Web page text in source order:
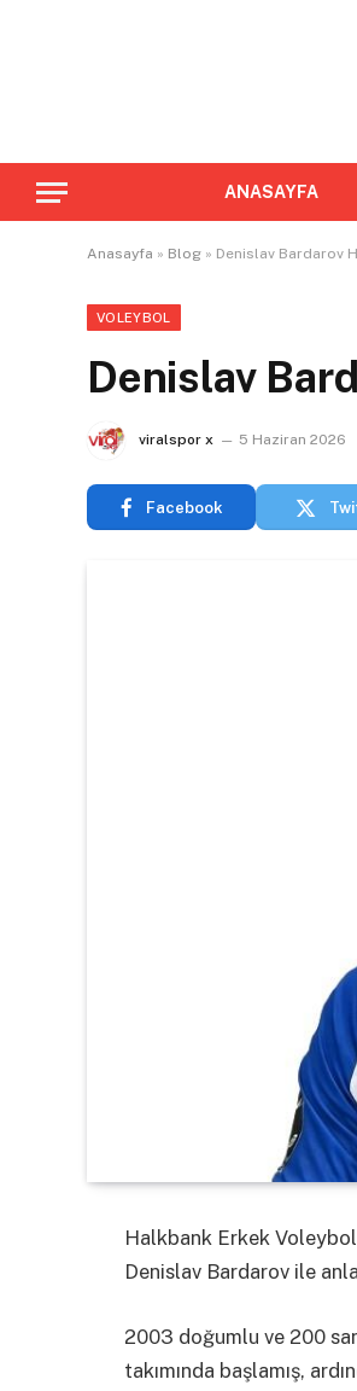
ANASAYFA
Anasayfa » Blog » Denislav Bardarov
VOLEYBOL
Denislav
viralspor x 5 Haziran 2026
Facebook
Halkbank Erkek Voleybol
Denislav Bardarov ile
2003 doğumlu ve 200
takımında başlamış,